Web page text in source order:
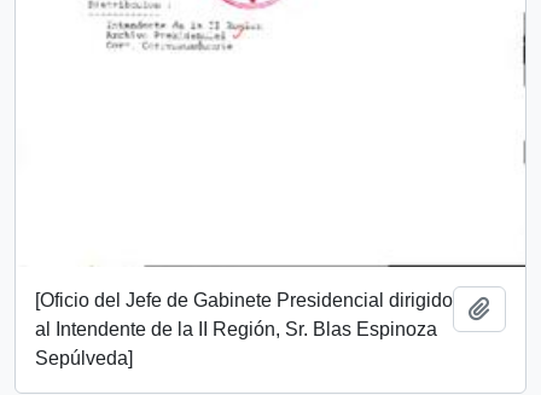
[Oficio del Jefe de Gabinete Presidencial dirigido
al Intendente de la II Región, Sr. Blas Espinoza
Sepúlveda]